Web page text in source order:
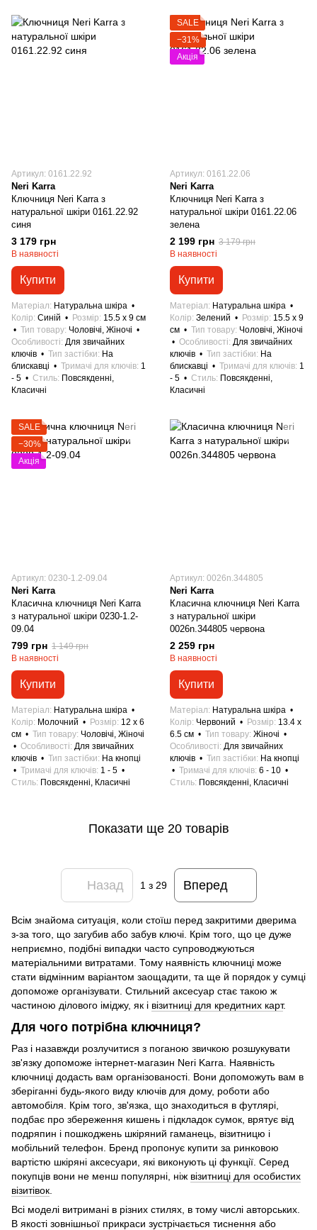
Артикул: 0161.22.92
Neri Karra
Ключниця Neri Karra з
натуральної шкіри 0161.22.92
синя
3 179 грн
В наявності
Купити
Матеріал
Натуральна шкіра
Колір Синій Розмір 15.5 x 9 см
Тип товару Чоловічі, Жіночі
Особливості Для звичайних
ключів
Тип застібки
На
блискавці
Тримачі для ключів 1
- 5
Стиль Повсякденні,
Класичні
SALE
−31%
Акція
Артикул: 0161.22.06
Neri Karra
Ключниця Neri Karra з
натуральної шкіри 0161.22.06
зелена
2 199 грн 3 179 грн
В наявності
Купити
Матеріал
Натуральна шкіра
Колір Зелений Розмір 15.5 x 9
см
Тип товару Чоловічі, Жіночі
Особливості Для звичайних
ключів
Тип застібки
На
блискавці
Тримачі для ключів 1
- 5
Стиль Повсякденні,
Класичні
SALE
−30%
Акція
Артикул: 0230-1.2-09.04
Neri Karra
Класична ключниця Neri Karra
з натуральної шкіри 0230-1.2-
09.04
799 грн 1 149 грн
В наявності
Купити
Матеріал
Натуральна шкіра
Колір
Молочний Розмір 12 x 6
см
Тип товару Чоловічі, Жіночі
Особливості Для звичайних
ключів
Тип застібки
На кнопці
Тримачі для ключів 1 - 5
Стиль Повсякденні, Класичні
Артикул: 0026n.344805
Neri Karra
Класична ключниця Neri Karra
з натуральної шкіри
0026n.344805 червона
2 259 грн
В наявності
Купити
Матеріал
Натуральна шкіра
Колір Червоний Розмір 13.4 x
6.5 см
Тип товару Жіночі
Особливості Для звичайних
ключів
Тип застібки
На кнопці
Тримачі для ключів 6 - 10
Стиль Повсякденні, Класичні
Показати ще 20 товарів
Назад 1 з 29 Вперед
Всім знайома ситуація, коли стоїш перед закритими дверима
з-за того, що загубив або забув ключі. Крім того, що це дуже
неприємно, подібні випадки часто супроводжуються
матеріальними витратами. Тому наявність ключниці може
стати відмінним варіантом заощадити, та ще й порядок у сумці
допоможе організувати. Стильний аксесуар стає такою ж
частиною ділового іміджу, як і візитниці для кредитних карт.
Для чого потрібна ключниця?
Раз і назавжди розлучитися з поганою звичкою розшукувати
зв'язку допоможе інтернет-магазин Neri Karra. Наявність
ключниці додасть вам організованості. Вони допоможуть вам в
зберіганні будь-якого виду ключів для дому, роботи або
автомобіля. Крім того, зв'язка, що знаходиться в футлярі,
подбає про збереження кишень і підкладок сумок, врятує від
подряпин і пошкоджень шкіряний гаманець, візитницю і
мобільний телефон. Бренд пропонує купити за ринковою
вартістю шкіряні аксесуари, які виконують ці функції. Серед
покупців вони не менш популярні, ніж візитниці для особистих
візитівок
Всі моделі витримані в різних стилях, в тому числі авторських.
В якості зовнішньої прикраси зустрічається тиснення або